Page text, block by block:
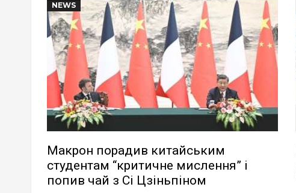
NEWS
Макрон порадив китайським
студентам “критичне мислення” і
попив чай з Сі Цзіньпіном